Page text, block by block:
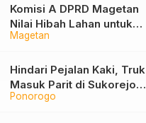
Laporan Kebakaran
Magetan
Komisi A DPRD Magetan
Nilai Hibah Lahan untuk
Kampus Unesa Jadi
Daerah
Ponorogo
Hindari Pejalan Kaki, Truk
Masuk Parit di Sukorejo
Ponorogo